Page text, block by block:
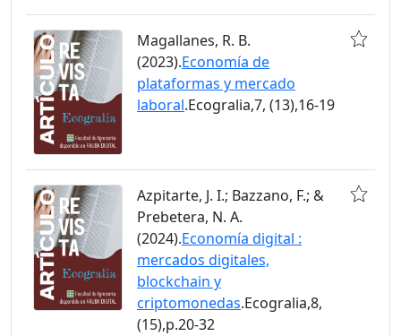
Magallanes, R. B.
(2023).Economía de
plataformas y mercado
laboral.Ecogralia,7, (13),16-19
Azpitarte, J. I.; Bazzano, F.; &
Prebetera, N. A.
(2024).Economía digital :
mercados digitales,
blockchain y
criptomonedas.Ecogralia,8,
(15),p.20-32